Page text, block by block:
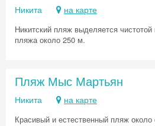
Никита на карте
Никитский пляж выделяется
пляжа около 250 м.
Пляж Мыс Мартьян
Никита на карте
Красивый и естественный пляж около